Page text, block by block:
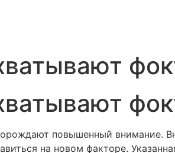
повышенный внимание.
на новом факторе.